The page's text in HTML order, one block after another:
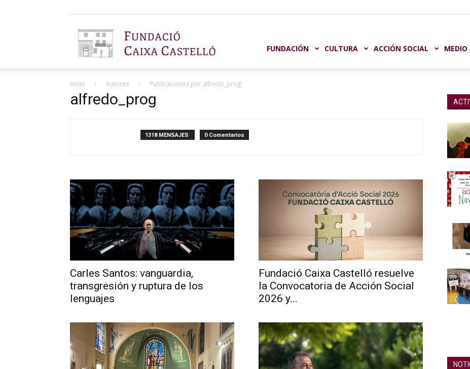
FUNDACIÓN CULTURA ACCIÓN SOCIAL MEDIO
Inicio Autores Publicaciones por alfredo_prog
alfredo_prog
1318 MENSAJES 0 Comentarios
Carles Santos: vanguardia,
transgresión y ruptura de los
lenguajes
Fundació Caixa Castelló resuelve
la Convocatoria de Acción Social
2026 y...